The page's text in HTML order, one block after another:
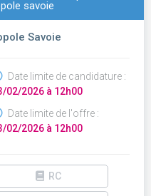
savoie
Savoie
Date limite de candidature :
02/2026 à 12h00
Date limite de l'offre :
02/2026 à 12h00
RC